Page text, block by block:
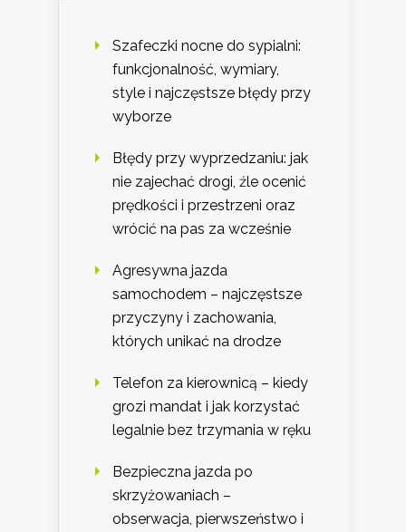
Szafeczki nocne do sypialni:
funkcjonalność, wymiary,
style i najczęstsze błędy przy
wyborze
Błędy przy wyprzedzaniu: jak
nie zajechać drogi, źle ocenić
prędkości i przestrzeni oraz
wrócić na pas za wcześnie
Agresywna jazda
samochodem – najczęstsze
przyczyny i zachowania,
których unikać na drodze
Telefon za kierownicą – kiedy
grozi mandat i jak korzystać
legalnie bez trzymania w ręku
Bezpieczna jazda po
skrzyżowaniach –
obserwacja, pierwszeństwo i